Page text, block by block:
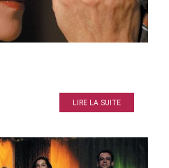
LIRE LA SUITE